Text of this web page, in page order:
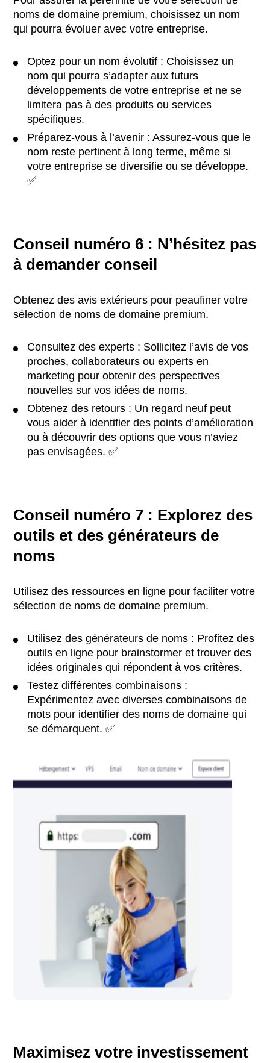
noms de domaine premium, choisissez un nom
qui pourra évoluer avec votre entreprise.
Optez pour un nom évolutif : Choisissez un
nom qui pourra s’adapter aux futurs
développements de votre entreprise et ne se
limitera pas à des produits ou services
spécifiques.
Préparez-vous à l’avenir : Assurez-vous que le
nom reste pertinent à long terme, même si
votre entreprise se diversifie ou se développe.
✅
Conseil numéro 6 : N’hésitez pas
à demander conseil
Obtenez des avis extérieurs pour peaufiner votre
sélection de noms de domaine premium.
Consultez des experts : Sollicitez l’avis de vos
proches, collaborateurs ou experts en
marketing pour obtenir des perspectives
nouvelles sur vos idées de noms.
Obtenez des retours : Un regard neuf peut
vous aider à identifier des points d’amélioration
ou à découvrir des options que vous n’aviez
pas envisagées. ✅
Conseil numéro 7 : Explorez des
outils et des générateurs de
noms
Utilisez des ressources en ligne pour faciliter votre
sélection de noms de domaine premium.
Utilisez des générateurs de noms : Profitez des
outils en ligne pour brainstormer et trouver des
idées originales qui répondent à vos critères.
Testez différentes combinaisons :
Expérimentez avec diverses combinaisons de
mots pour identifier des noms de domaine qui
se démarquent. ✅
Maximisez votre investissement